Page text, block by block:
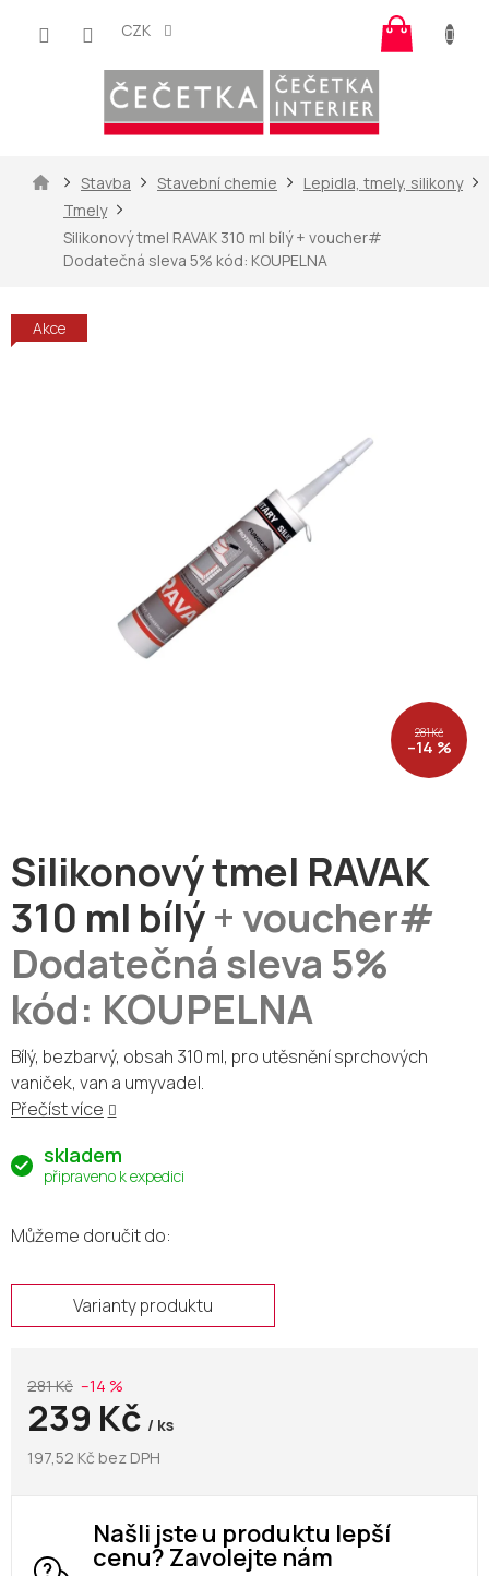
CZK
košík
DomůStavba Stavební chemie
Lepidla, tmely, silikony
Tmely
Silikonový tmel RAVAK 310 ml bílý+ voucher#
Dodatečná sleva 5% kód: KOUPELNA
Akce
281 Kč
–14 %
Můžeme doručit do:
Silikonový tmel RAVAK
310 ml bílý+ voucher#
Dodatečná sleva 5%
kód: KOUPELNA
281 Kč –14 %
239 Kč / ks
197,52 Kč bez DPH
Našli jste u produktu lepší
cenu? Zavolejte nám
Varianty produktu
Bílý, bezbarvý, obsah 310 ml, pro utěsnění sprchových
vaniček, van a umyvadel.
Přečíst více
skladem
připraveno k expedici